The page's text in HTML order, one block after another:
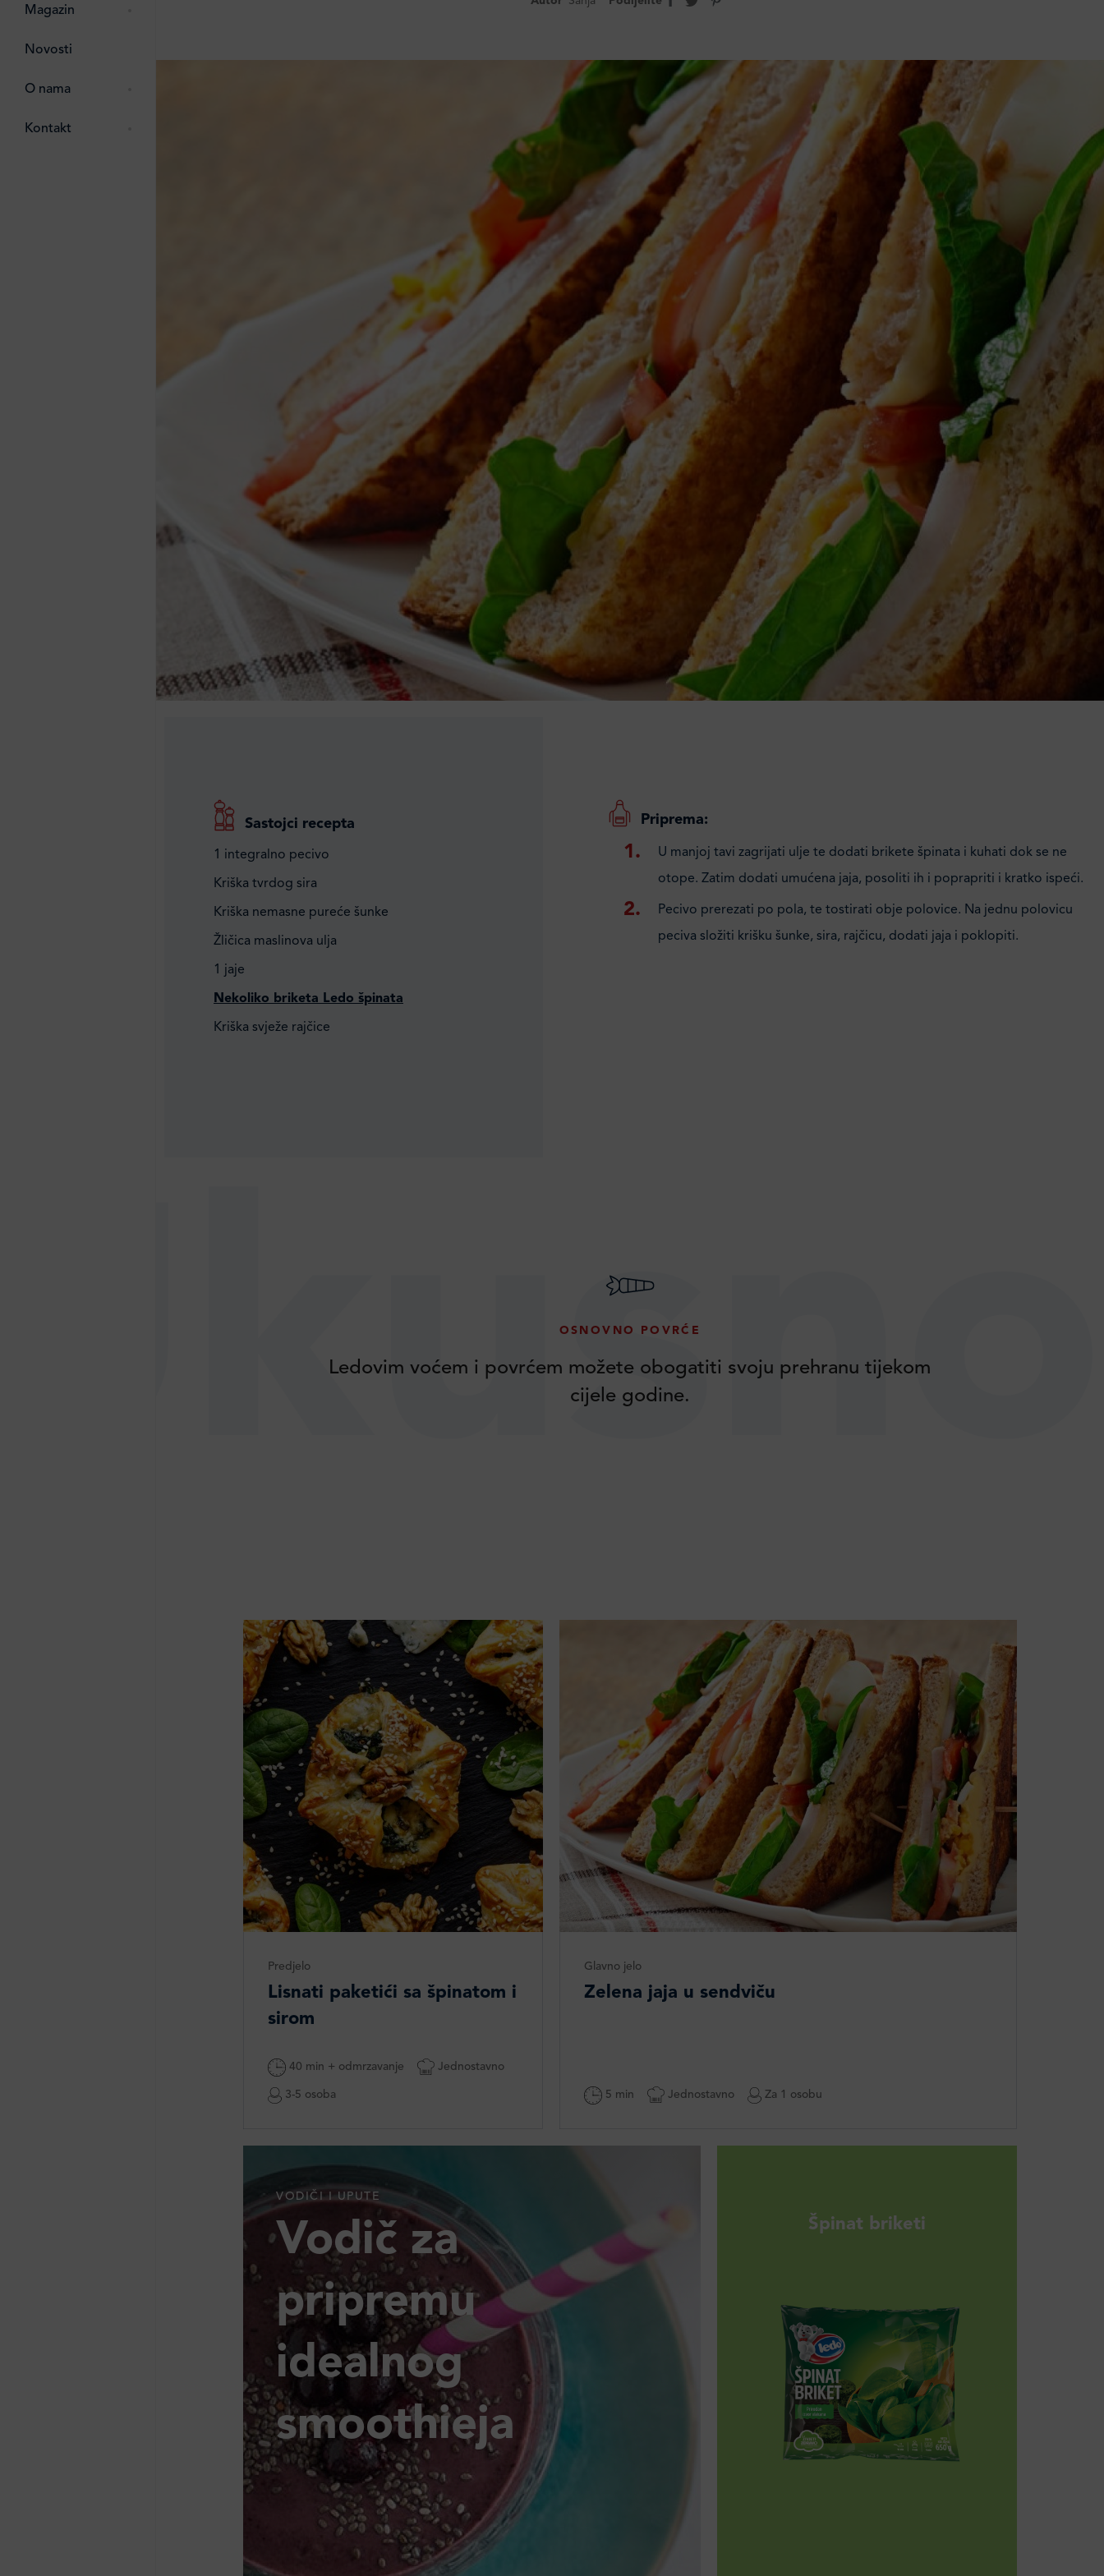
Magazin
Novosti
O nama
ostalo
Kontakt
Sastojci recepta
1 integralno pecivo
Kriška tvrdog sira
Kriška nemasne pureće šunke
Žličica maslinova ulja
1 jaje
Nekoliko briketa Ledo špinata
Kriška svježe rajčice
Priprema:
U manjoj tavi zagrijati ulje te dodati brikete špinata i kuhati dok se ne
otope. Zatim dodati umućena jaja, posoliti ih i poprapriti i kratko ispeći.
Pecivo prerezati po pola, te tostirati obje polovice. Na jednu polovicu
peciva složiti krišku šunke, sira, rajčicu, dodati jaja i poklopiti.
OSNOVNO POVRĆE
Ledovim voćem i povrćem možete obogatiti svoju prehranu tijekom
cijele godine.
Predjelo
Lisnati paketići sa špinatom i
sirom
40 min + odmrzavanje Jednostavno
3-5 osoba
Glavno jelo
Zelena jaja u sendviču
5 min Jednostavno Za 1 osobu
VODIČI I UPUTE
Vodič za
pripremu
idealnog
smoothieja
Špinat briketi